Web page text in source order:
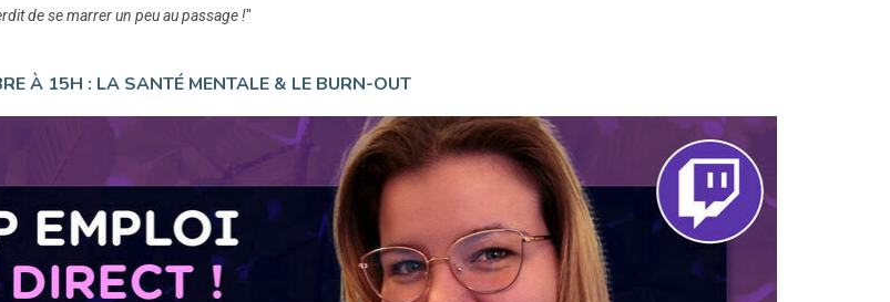
de se marrer un peu au passage !"
À 15H : LA SANTÉ MENTALE & LE BURN-OUT